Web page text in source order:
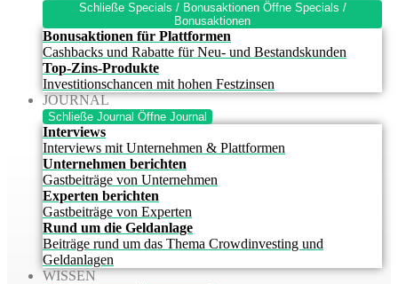
Schließe Specials / Bonusaktionen Öffne Specials /
Bonusaktionen
Bonusaktionen für Plattformen
Cashbacks und Rabatte für Neu- und Bestandskunden
Top-Zins-Produkte
Investitionschancen mit hohen Festzinsen
JOURNAL
Schließe Journal Öffne Journal
Interviews
Interviews mit Unternehmen & Plattformen
Unternehmen berichten
Gastbeiträge von Unternehmen
Experten berichten
Gastbeiträge von Experten
Rund um die Geldanlage
Beiträge rund um das Thema Crowdinvesting und
Geldanlagen
WISSEN